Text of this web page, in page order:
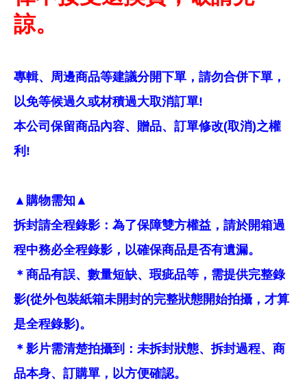
諒。
專輯、周邊商品等建議分開下單，請勿合併下單，
以免等候過久或材積過大取消訂單!
本公司保留商品內容、贈品、訂單修改(取消)之權
利!
▲購物需知▲
拆封請全程錄影：為了保障雙方權益，請於開箱過
程中務必全程錄影，以確保商品是否有遺漏。
＊商品有誤、數量短缺、瑕疵品等，需提供完整錄
影(從外包裝紙箱未開封的完整狀態開始拍攝，才算
是全程錄影)。
＊影片需清楚拍攝到：未拆封狀態、拆封過程、商
品本身、訂購單，以方便確認。